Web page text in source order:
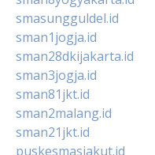
smasungguldel.id
sman1jogja.id
sman28dkijakarta.id
sman3jogja.id
sman81jkt.id
sman2malang.id
sman21jkt.id
puskesmasjakut.id